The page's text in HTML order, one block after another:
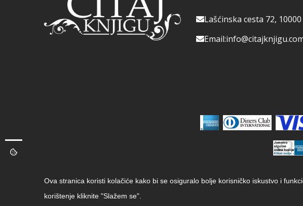
Lašćinska cesta 72,
Email:
Ova stranica koristi kolačiće kako bi se osiguralo bolje korisničko iskustvo i
korištenje kliknite "Slažem se".